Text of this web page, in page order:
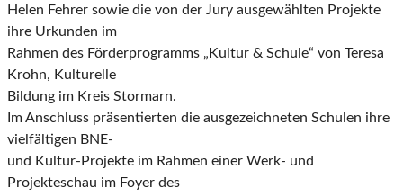
Helen Fehrer sowie die von der Jury ausgewählten Projekte
ihre Urkunden im
Rahmen des Förderprogramms „Kultur & Schule“ von Teresa
Krohn, Kulturelle
Bildung im Kreis Stormarn.
Im Anschluss präsentierten die ausgezeichneten Schulen ihre
vielfältigen BNE-
und Kultur-Projekte im Rahmen einer Werk- und
Projekteschau im Foyer des